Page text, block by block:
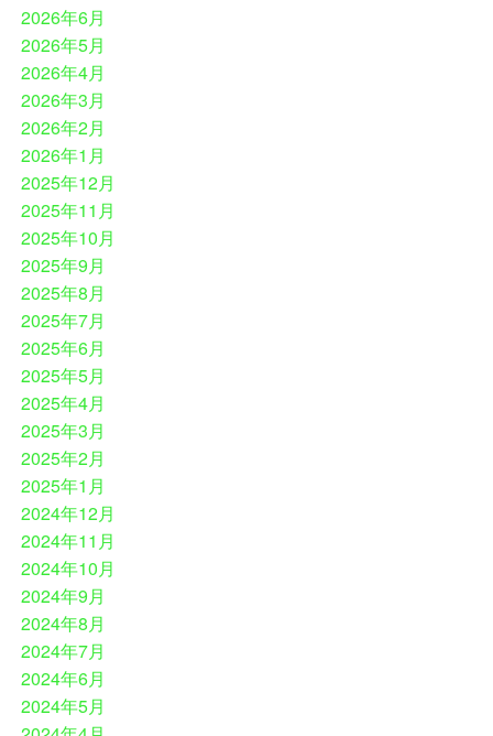
2026年6月
2026年5月
2026年4月
2026年3月
2026年2月
2026年1月
2025年12月
2025年11月
2025年10月
2025年9月
2025年8月
2025年7月
2025年6月
2025年5月
2025年4月
2025年3月
2025年2月
2025年1月
2024年12月
2024年11月
2024年10月
2024年9月
2024年8月
2024年7月
2024年6月
2024年5月